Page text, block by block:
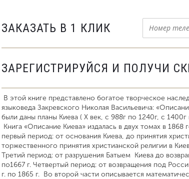
ЗАКАЗАТЬ В 1 КЛИК
ЗАРЕГИСТРИРУЙСЯ И ПОЛУЧИ
В этой книге представлено богатое творческое
языковеда Закревского Николая Васильевича:
были даны планы Киева ( Х век, с 988г по 1240г, с
Книга «Описание Киева» издалась в двух томах в
первый период: от основания Киева, до принятия
торжественного принятия христианской религии в
Третий период: от разрушения Батыем Киева до
по1667 г. Четвертый период: от возвращения под
г. по 1865 г. Во второй части описывается